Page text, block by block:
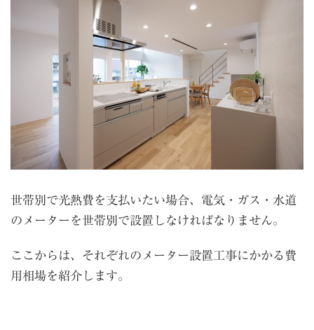
世帯別で光熱費を支払いたい場合、電気・ガス・水道
のメーターを世帯別で設置しなければなりません。
ここからは、それぞれのメーター設置工事にかかる費
用相場を紹介します。